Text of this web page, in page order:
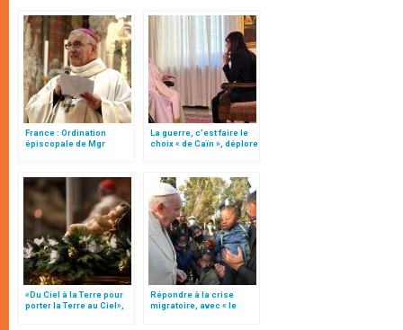
France : Ordination
épiscopale de Mgr
La guerre, c’est faire le
choix « de Caïn », déplore
«Du Ciel à la Terre pour
porter la Terre au Ciel»,
Répondre à la crise
migratoire, avec « le